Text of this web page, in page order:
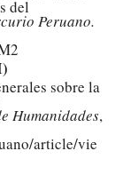
del
Peruano.
sobre la
Humanidades,
article/vie